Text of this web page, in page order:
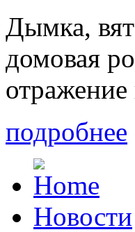
Дымка,
домовая
подробнее
Новости